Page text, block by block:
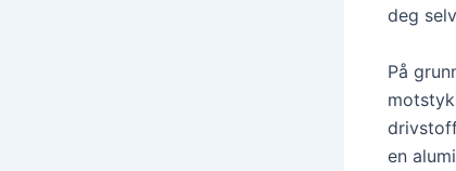
deg
På
en